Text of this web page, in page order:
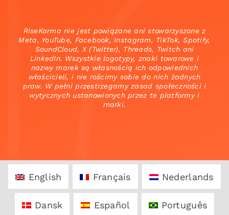
RiseKarma nie jest powiązane ani stowarzyszone z
Meta, YouTube, Facebook, Instagram, TikTok, Spotify,
SoundCloud, X (Twitter), Threads, Twitch ani
LinkedIn. Wszystkie logotypy, znaki towarowe i
nazwy marek są własnością ich odpowiednich
właścicieli, i nie rościmy sobie do nich żadnych
praw. W pełni przestrzegamy zasad społeczności i
wytycznych ustanowionych przez te platformy i
marki.
English Français Nederlands
Dansk Español Português